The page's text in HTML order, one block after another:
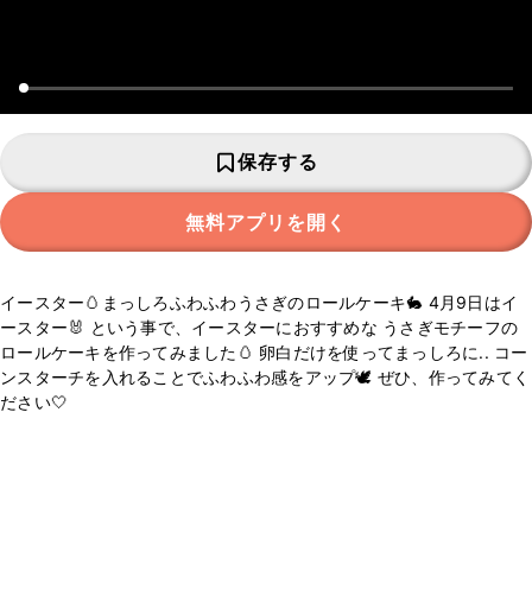
保存する
無料アプリを開く
イースター🥚まっしろふわふわうさぎのロールケーキ🐇 4月9日はイ
ースター🐰 という事で、イースターにおすすめな うさぎモチーフの
ロールケーキを作ってみました🥚 卵白だけを使ってまっしろに.. コー
ンスターチを入れることでふわふわ感をアップ🕊 ぜひ、作ってみてく
ださい🤍